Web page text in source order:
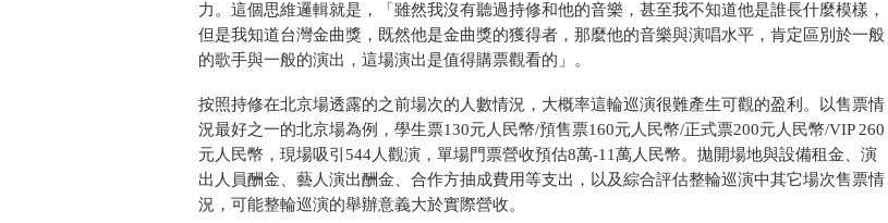
力。這個思維邏輯就是，「雖然我沒有聽過持修和他的音樂，甚至我不知道他是誰長什麼模樣，
但是我知道台灣金曲獎，既然他是金曲獎的獲得者，那麼他的音樂與演唱水平，肯定區別於一般
的歌手與一般的演出，這場演出是值得購票觀看的」。
按照持修在北京場透露的之前場次的人數情況，大概率這輪巡演很難產生可觀的盈利。以售票情
況最好之一的北京場為例，學生票130元人民幣/預售票160元人民幣/正式票200元人民幣/VIP 260
元人民幣，現場吸引544人觀演，單場門票營收預估8萬-11萬人民幣。拋開場地與設備租金、演
出人員酬金、藝人演出酬金、合作方抽成費用等支出，以及綜合評估整輪巡演中其它場次售票情
況，可能整輪巡演的舉辦意義大於實際營收。